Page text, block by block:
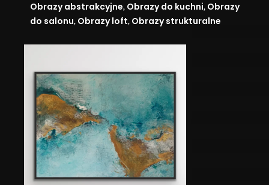
Obrazy abstrakcyjne Obrazy do kuchni Obrazy
do salonu Obrazy loft Obrazy strukturalne